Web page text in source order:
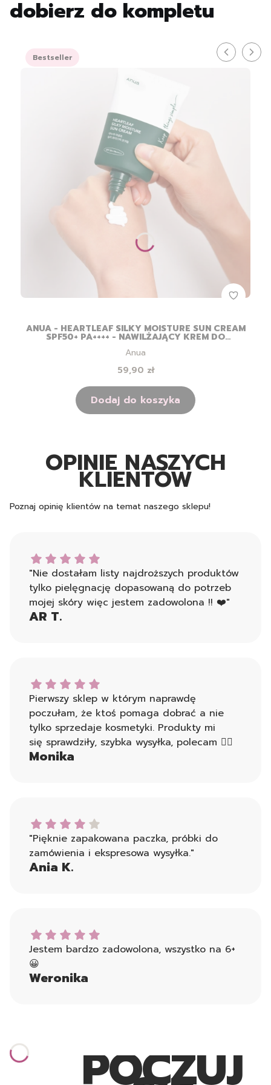
dobierz do kompletu
Bestseller
ANUA - HEARTLEAF SILKY MOISTURE SUN CREAM
SPF50+ PA++++ - NAWILŻAJĄCY KREM DO
TWARZY Z FILTREM - 50ML
Producent
Anua
Cena
59,90 zł
Dodaj do koszyka
OPINIE NASZYCH
KLIENTÓW
Poznaj opinię klientów na temat naszego sklepu!
AR T. dał ocenę: 5
"Nie dostałam listy najdroższych produktów
tylko pielęgnację dopasowaną do potrzeb
mojej skóry więc jestem zadowolona !! ❤️"
AR T.
Monika dał ocenę: 5
Pierwszy sklep w którym naprawdę
poczułam, że ktoś pomaga dobrać a nie
tylko sprzedaje kosmetyki. Produkty mi
się sprawdziły, szybka wysyłka, polecam 👍🏻
Monika
Ania K. dał ocenę: 4
"Pięknie zapakowana paczka, próbki do
zamówienia i ekspresowa wysyłka."
Ania K.
Weronika dał ocenę: 5
Jestem bardzo zadowolona, wszystko na 6+
😀
Weronika
POCZUJ